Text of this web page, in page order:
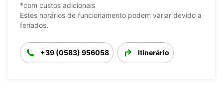
*com custos adicionais
Estes horários de funcionamento podem variar devido a
feriados.
+39 (0583) 956058 Itinerário